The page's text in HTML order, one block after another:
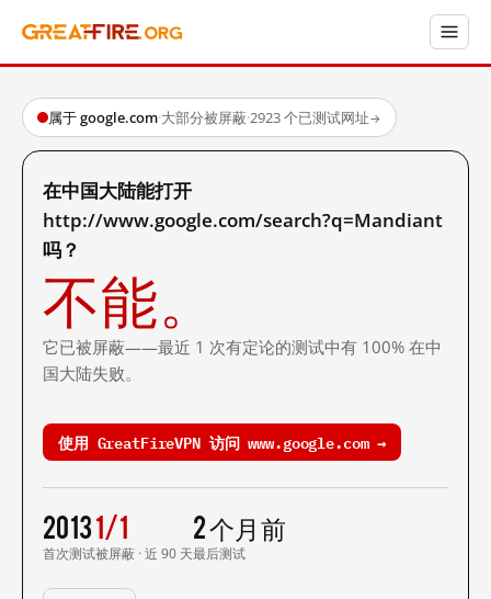
属于 google.com·大部分被屏蔽·2923 个已测试网址→
在中国大陆能打开
http://www.google.com/search?q=Mandiant
吗？
不能。
它已被屏蔽——最近 1 次有定论的测试中有 100% 在中
国大陆失败。
使用 GreatFireVPN 访问 www.google.com →
2013
首次测试
1/1
被屏蔽 · 近 90 天
2 个月前
最后测试